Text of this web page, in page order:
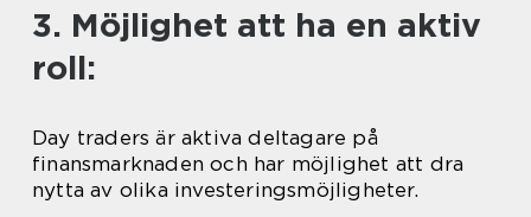
3. Möjlighet att ha en aktiv
roll:
Day traders är aktiva deltagare på
finansmarknaden och har möjlighet att dra
nytta av olika investeringsmöjligheter.